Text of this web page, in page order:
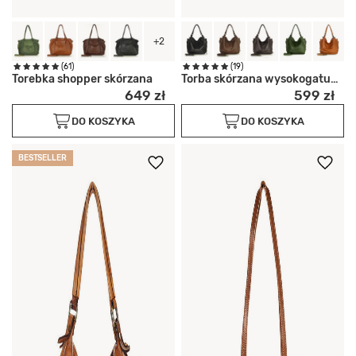
+2
(61)
Torebka shopper skórzana
649 zł
DO KOSZYKA
(19)
Torba skórzana wysokogatunkowa
599 zł
DO KOSZYKA
BESTSELLER